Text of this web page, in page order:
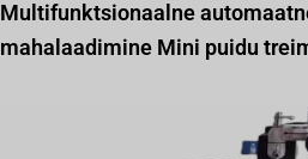
Multifunktsionaalne
mahalaadimine Mini puidu